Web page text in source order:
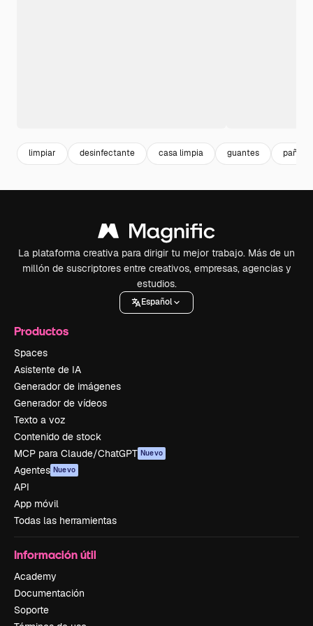
limpiar desinfectante casa limpia guantes paño
La plataforma creativa para dirigir tu mejor trabajo. Más de un
millón de suscriptores entre creativos, empresas, agencias y
estudios.
Español
Productos
Spaces
Asistente de IA
Generador de imágenes
Generador de vídeos
Texto a voz
Contenido de stock
MCP para Claude/ChatGPT Nuevo
Agentes Nuevo
API
App móvil
Todas las herramientas
Información útil
Academy
Documentación
Soporte